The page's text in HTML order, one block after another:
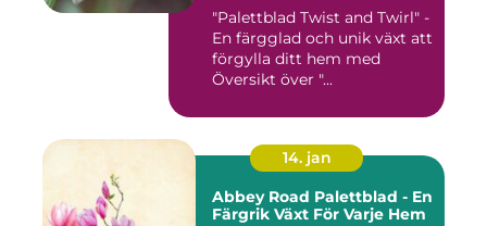
"Palettblad Twist and Twirl" -
En färgglad och unik växt att
förgylla ditt hem med
Översikt över "...
14. jan
Abbey Road Palettblad - En
Färgrik Växt För Varje Hem